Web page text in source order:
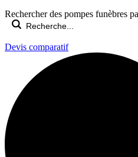
Rechercher des pompes funèbres
Devis comparatif